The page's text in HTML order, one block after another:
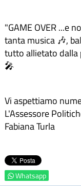
"GAME OVER ...e
tanta musica 🎶,
tutto allietato dalla
🎤
Vi aspettiamo
L'Assessore
Fabiana Turla
Whatsapp